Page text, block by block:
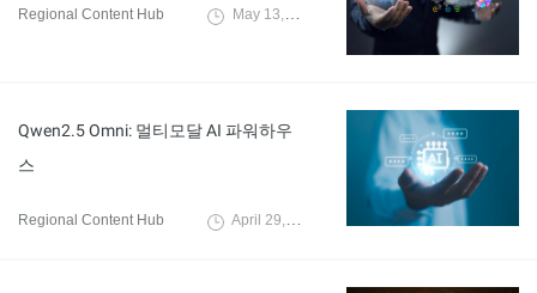
Regional Content Hub May 13, 2025
Qwen2.5 Omni: 멀티모달 AI 파워하우
스
Regional Content Hub April 29, 2025